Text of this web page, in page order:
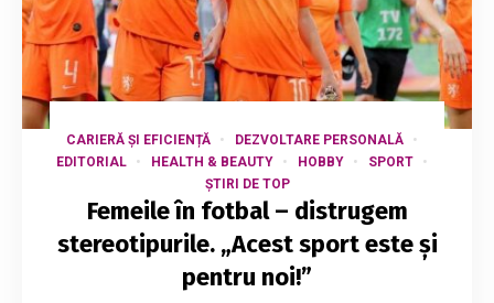
CARIERĂ ȘI EFICIENȚĂ
DEZVOLTARE PERSONALĂ
EDITORIAL
HEALTH & BEAUTY HOBBY
SPORT
ȘTIRI DE TOP
Femeile în fotbal – distrugem
stereotipurile. „Acest sport este și
pentru noi!”